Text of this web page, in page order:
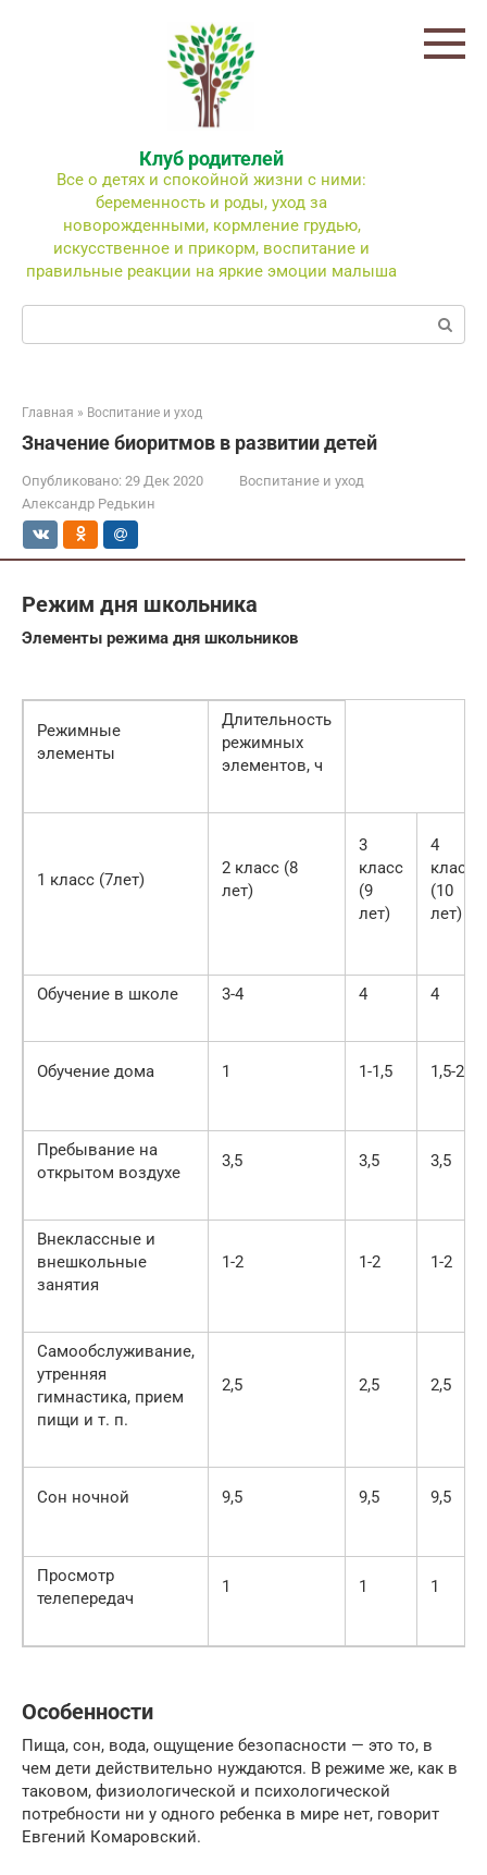
Клуб родителей
Все о детях и спокойной жизни с ними:
беременность и роды, уход за
новорожденными, кормление грудью,
искусственное и прикорм, воспитание и
правильные реакции на яркие эмоции малыша
Поиск:
Главная » Воспитание и уход
Значение биоритмов в развитии детей
Опубликовано: 29 Дек 2020
Воспитание и уход
Александр Редькин
Режим дня школьника
Элементы режима дня школьников
Режимные
элементы
Длительность
режимных
элементов, ч
1 класс (7лет)
2 класс (8
лет)
3
класс
(9
лет)
4
класс
(10
лет)
Обучение в школе 3-4 4 4
Обучение дома 1 1-1,5 1,5-2
Пребывание на
открытом воздухе
3,5 3,5 3,5
Внеклассные и
внешкольные
занятия
1-2 1-2 1-2
Самообслуживание,
утренняя
гимнастика, прием
пищи и т. п.
2,5 2,5 2,5
Сон ночной 9,5 9,5 9,5
Просмотр
телепередач
1 1 1
Особенности
Пища, сон, вода, ощущение безопасности — это то, в
чем дети действительно нуждаются. В режиме же, как в
таковом, физиологической и психологической
потребности ни у одного ребенка в мире нет, говорит
Евгений Комаровский.